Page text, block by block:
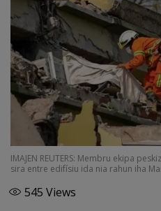
IMAJEN REUTERS: Membru ekipa
sira entre edifísiu ida nia rahun iha
545 Views